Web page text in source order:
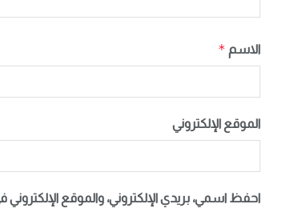
الاسم *
الموقع الإلكتروني
احفظ اسمي، بريدي الإلكتروني، والموقع